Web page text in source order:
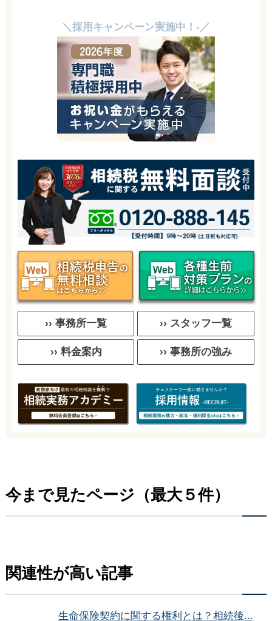
＼採用キャンペーン実施中！-／
›› 事務所一覧 ›› スタッフ一覧
›› 料金案内 ›› 事務所の強み
今まで見たページ（最大５件）
関連性が高い記事
生命保険契約に関する権利とは？相続後...